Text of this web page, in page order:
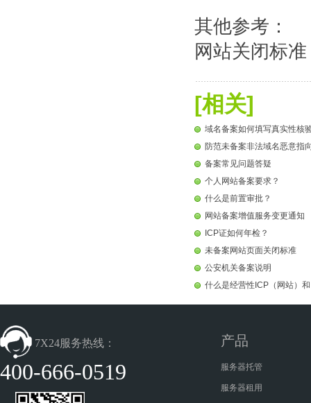
其他参考：
网站关闭标
[相关]
域名备案如何填写真实性核
防范未备案非法域名恶意指
备案常见问题答疑
个人网站备案要求？
什么是前置审批？
网站备案增值服务变更通知
ICP证如何年检？
未备案网站页面关闭标准
公安机关备案说明
什么是经营性ICP（网站）
7X24服务热线：
400-666-0519
产品
服务器托管
服务器租用